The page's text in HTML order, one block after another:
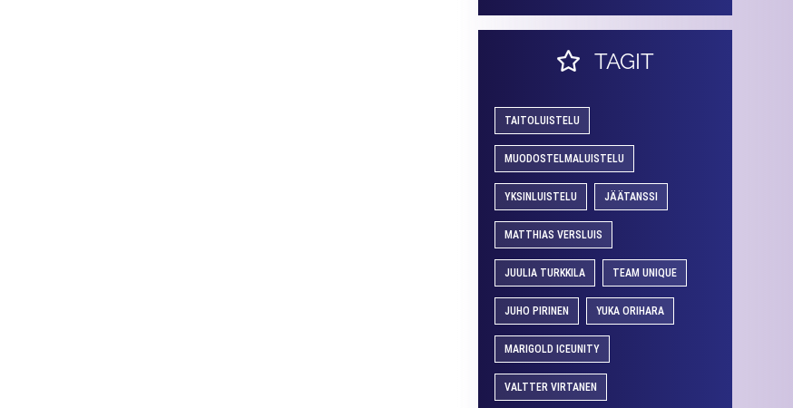
TAGIT
TAITOLUISTELU
MUODOSTELMALUISTELU
YKSINLUISTELU JÄÄTANSSI
MATTHIAS VERSLUIS
JUULIA TURKKILA TEAM UNIQUE
JUHO PIRINEN YUKA ORIHARA
MARIGOLD ICEUNITY
VALTTER VIRTANEN